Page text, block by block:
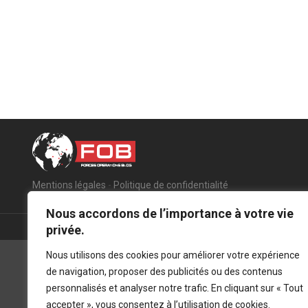
Nous accordons de l’importance à votre vie
privée.
Nous utilisons des cookies pour améliorer votre expérience
de navigation, proposer des publicités ou des contenus
personnalisés et analyser notre trafic. En cliquant sur « Tout
accepter », vous consentez à l’utilisation de cookies.
Mentions légales - Politique de confidentialité